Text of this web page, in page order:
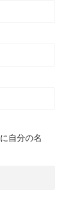
自分の名